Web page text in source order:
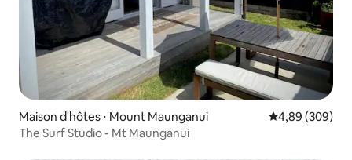
Maison d'hôtes ⋅ Mount Maunganui Évaluation
4,89 (309)
The Surf Studio - Mt Maunganui